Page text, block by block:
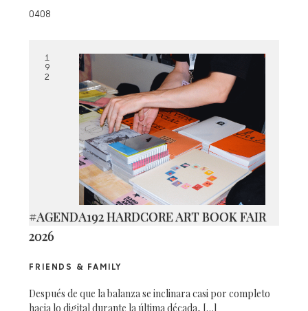
0408
1
9
2
#AGENDA192 HARDCORE ART BOOK FAIR
2026
FRIENDS & FAMILY
Después de que la balanza se inclinara casi por completo
hacia lo digital durante la última década, […]